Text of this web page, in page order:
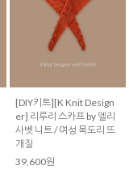
[DIY키트][K Knit Design
er] 리루리 스카프 by 엘리
사벳 니트 / 여성 목도리 뜨
개질
39,600원